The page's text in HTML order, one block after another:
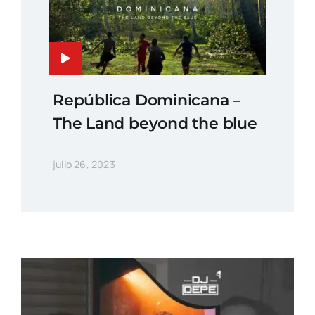
República Dominicana –
The Land beyond the blue
julio 26, 2023